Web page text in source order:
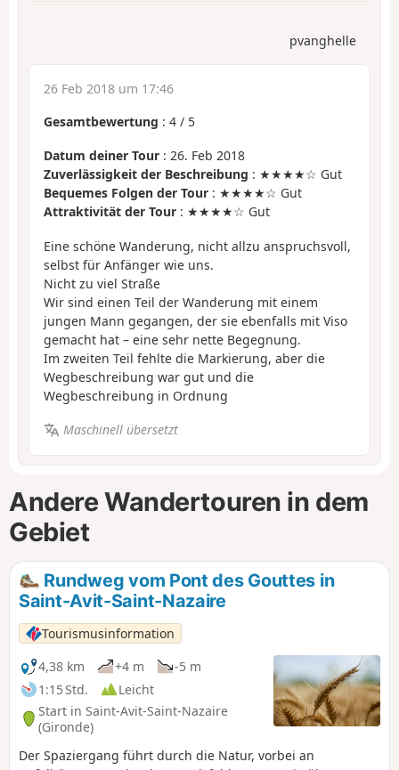
pvanghelle
26 Feb 2018 um 17:46
Gesamtbewertung : 4 / 5
Datum deiner Tour : 26. Feb 2018
Zuverlässigkeit der Beschreibung : ★★★★☆ Gut
Bequemes Folgen der Tour : ★★★★☆ Gut
Attraktivität der Tour : ★★★★☆ Gut
Eine schöne Wanderung, nicht allzu anspruchsvoll,
selbst für Anfänger wie uns.
Nicht zu viel Straße
Wir sind einen Teil der Wanderung mit einem
jungen Mann gegangen, der sie ebenfalls mit Viso
gemacht hat – eine sehr nette Begegnung.
Im zweiten Teil fehlte die Markierung, aber die
Wegbeschreibung war gut und die
Wegbeschreibung in Ordnung
Maschinell übersetzt
Andere Wandertouren in dem
Gebiet
Rundweg vom Pont des Gouttes in
Saint-Avit-Saint-Nazaire
Tourismusinformation
4,38 km
+4 m
-5 m
1:15 Std.
Leicht
Start in Saint-Avit-Saint-Nazaire
(Gironde)
Der Spaziergang führt durch die Natur, vorbei an